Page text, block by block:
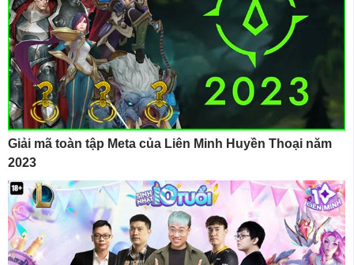
Giải mã toàn tập Meta của Liên Minh Huyền Thoại năm
2023